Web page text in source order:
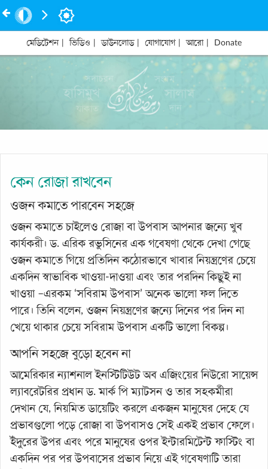
মেডিটেশন ভিডিও ডাউনলোড যোগাযোগ আরো Donate
কেন রোজা রাখবেন
ওজন কমাতে পারবেন সহজে
ওজন কমাতে চাইলেও রোজা বা উপবাস আপনার জন্যে খুব
কার্যকরী। ড. এরিক রভুসিনের এক গবেষণা থেকে দেখা গেছে
ওজন কমাতে গিয়ে প্রতিদিন কঠোরভাবে খাবার নিয়ন্ত্রণের চেয়ে
একদিন স্বাভাবিক খাওয়া-দাওয়া এবং তার পরদিন কিছুই না
খাওয়া –এরকম ‘সবিরাম উপবাস’ অনেক ভালো ফল দিতে
পারে। তিনি বলেন, ওজন নিয়ন্ত্রণের জন্যে দিনের পর দিন না
খেয়ে থাকার চেয়ে সবিরাম উপবাস একটি ভালো বিকল্প।
আপনি সহজে বুড়ো হবেন না
আমেরিকার ন্যাশনাল ইনস্টিটিউট অব এজিংয়ের নিউরো সায়েন্স
ল্যাবরেটরির প্রধান ড. মার্ক পি ম্যাটসন ও তার সহকর্মীরা
দেখান যে, নিয়মিত ডায়েটিং করলে একজন মানুষের দেহে যে
প্রভাবগুলো পড়ে রোজা বা উপবাসও সেই একই প্রভাব ফেলে।
ইঁদুরের উপর এবং পরে মানুষের ওপর ইন্টারমিটেন্ট ফাস্টিং বা
একদিন পর পর উপবাসের প্রভাব নিয়ে এই গবেষণাটি তারা